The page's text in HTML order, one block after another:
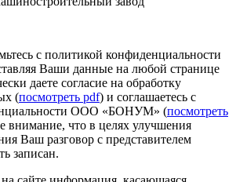
с политикой конфиденциальности
Ваши данные на любой странице
даете согласие на обработку
(посмотреть pdf) и соглашаетесь с
ООО «БОНУМ» (посмотреть
что в целях улучшения
Ваш разговор с представителем
записан.